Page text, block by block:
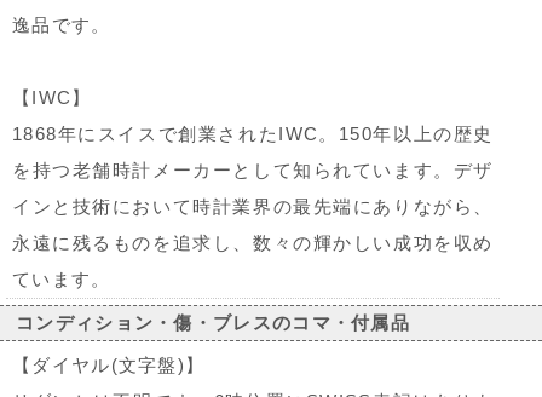
逸品です。
【IWC】
1868年にスイスで創業されたIWC。150年以上の歴史
を持つ老舗時計メーカーとして知られています。デザ
インと技術において時計業界の最先端にありながら、
永遠に残るものを追求し、数々の輝かしい成功を収め
ています。
コンディション・傷・ブレスのコマ・付属品
【ダイヤル(文字盤)】